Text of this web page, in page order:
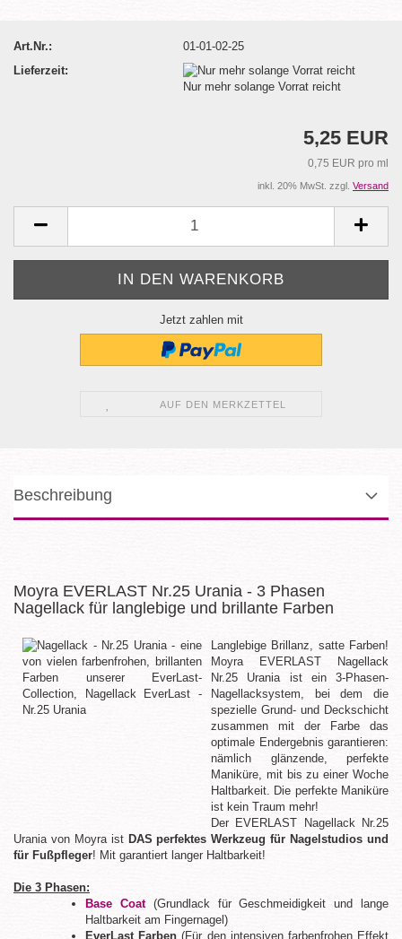
Art.Nr.:
01-01-02-25
Lieferzeit:
Nur mehr solange Vorrat reicht
5,25 EUR
0,75 EUR pro ml
inkl. 20% MwSt. zzgl. Versand
Jetzt zahlen mit
AUF DEN MERKZETTEL
Beschreibung
Moyra EVERLAST Nr.25 Urania - 3 Phasen
Nagellack für langlebige und brillante Farben
Langlebige Brillanz, satte Farben!
Moyra EVERLAST Nagellack
Nr.25 Urania ist ein 3-Phasen-
Nagellacksystem, bei dem die
spezielle Grund- und Deckschicht
zusammen mit der Farbe das
optimale Endergebnis garantieren:
nämlich glänzende, perfekte
Maniküre, mit bis zu einer Woche
Haltbarkeit. Die perfekte Maniküre
ist kein Traum mehr!
Der EVERLAST Nagellack Nr.25
Urania von Moyra ist DAS perfektes Werkzeug für Nagelstudios und
für Fußpfleger! Mit garantiert langer Haltbarkeit!
Die 3 Phasen:
Base Coat
(Grundlack für Geschmeidigkeit und lange
Haltbarkeit am Fingernagel)
EverLast Farben (Für den intensiven farbenfrohen Effekt